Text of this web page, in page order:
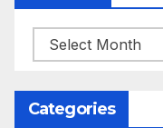
Archives
Categories